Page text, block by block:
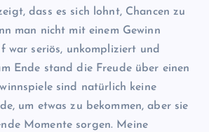
dass es sich lohnt, Chancen zu
man nicht mit einem Gewinn
war seriös, unkompliziert und
Ende stand die Freude über einen
sind natürlich keine
um etwas zu bekommen, aber sie
Momente sorgen. Meine